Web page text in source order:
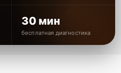
30 мин
бесплатная диагностика